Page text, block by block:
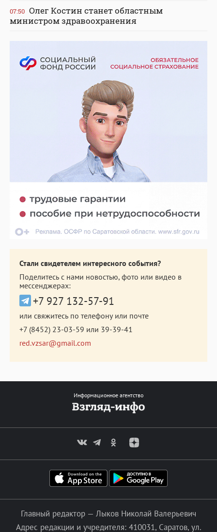
07:50 Олег Костин станет областным
министром здравоохранения
Стали свидетелем интересного события?
Поделитесь с нами новостью, фото или видео в
мессенджерах:
+7 927 132-57-91
или свяжитесь по телефону или почте
+7 (8452) 23-03-59 или 39-39-41
red.vzsar@gmail.com
Информационное агентство
Главный редактор — Лыков Николай Валерьевич
Адрес редакции и учредителя: 410031, Саратов, ул.